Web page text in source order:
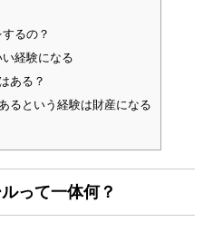
るの？
経験になる
ある？
るという経験は財産になる
って一体何？